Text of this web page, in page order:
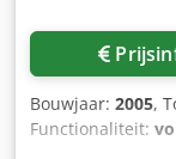
Bouwjaar: 2005,
Functionaliteit:
cm) volledig